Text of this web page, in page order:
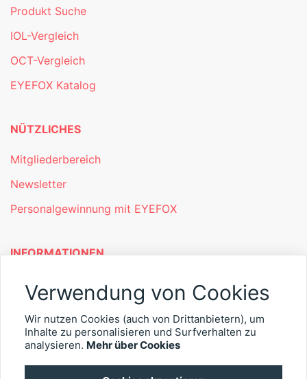
Produkt Suche
IOL-Vergleich
OCT-Vergleich
EYEFOX Katalog
NÜTZLICHES
Mitgliederbereich
Newsletter
Personalgewinnung mit EYEFOX
INFORMATIONEN
Was ist EYEFOX – Ihre Möglichkeiten
Kontakt
Verwendung von Cookies
Wir nutzen Cookies (auch von Drittanbietern), um
Inhalte zu personalisieren und Surfverhalten zu
analysieren. Mehr über Cookies